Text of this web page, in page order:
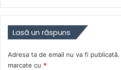
Lasă un răspuns
Adresa ta de email nu va fi publicată.
marcate cu *